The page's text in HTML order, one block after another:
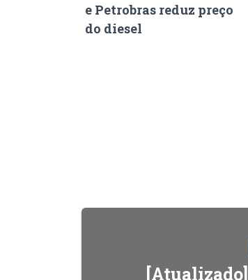
e Petrobras reduz preço
do diesel